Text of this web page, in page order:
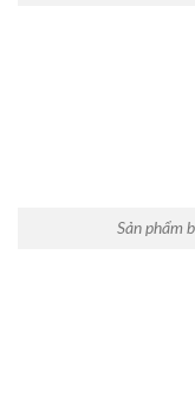
Sản phẩm